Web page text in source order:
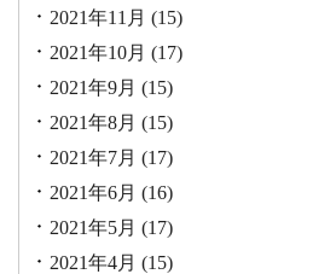
2021年11月 (15)
2021年10月 (17)
2021年9月 (15)
2021年8月 (15)
2021年7月 (17)
2021年6月 (16)
2021年5月 (17)
2021年4月 (15)